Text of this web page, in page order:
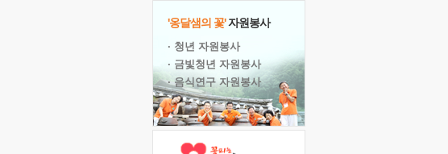
'옹달샘의 꽃'자원봉사
· 청년 자원봉사
· 금빛청년 자원봉사
· 음식연구 자원봉사